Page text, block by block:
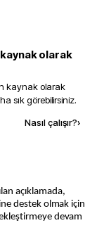
olarak
kaynak olarak
sık görebilirsiniz.
Nasıl çalışır?›
açıklamada,
destek olmak için
devam